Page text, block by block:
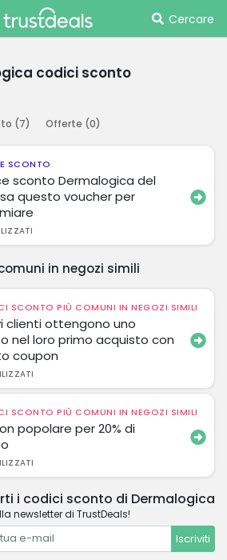
Cercare
codici sconto
(7) Offerte (0)
SCONTO
sconto Dermalogica del
questo voucher per
in negozi simili
SCONTO PIÙ COMUNI IN NEGOZI SIMILI
clienti ottengono uno
nel loro primo acquisto con
coupon
SCONTO PIÙ COMUNI IN NEGOZI SIMILI
popolare per 20% di
i codici sconto di Dermalogica
newsletter di TrustDeals!
Iscriviti